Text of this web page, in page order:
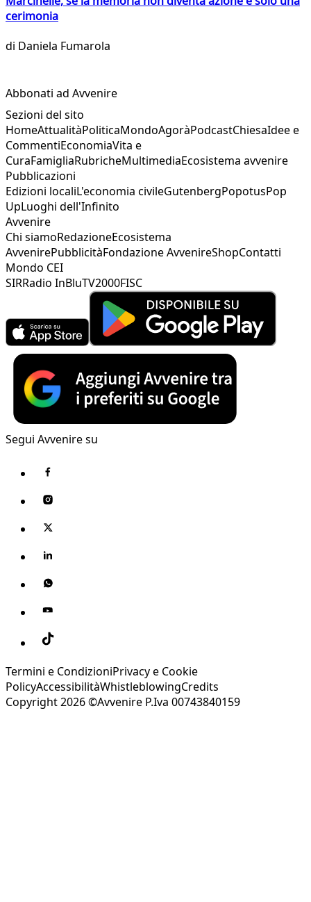
cerimonia
di Daniela Fumarola
Abbonati ad Avvenire
Sezioni del sito
HomeAttualitàPoliticaMondoAgoràPodcastChiesaIdee e
CommentiEconomiaVita e
CuraFamigliaRubricheMultimediaEcosistema avvenire
Pubblicazioni
Edizioni localiL'economia civileGutenbergPopotusPop
UpLuoghi dell'Infinito
Avvenire
Chi siamoRedazioneEcosistema
AvvenirePubblicitàFondazione AvvenireShopContatti
Mondo CEI
SIRRadio InBluTV2000FISC
Segui Avvenire su
Termini e CondizioniPrivacy e Cookie
PolicyAccessibilitàWhistleblowingCredits
Copyright 2026 ©Avvenire P.Iva 00743840159